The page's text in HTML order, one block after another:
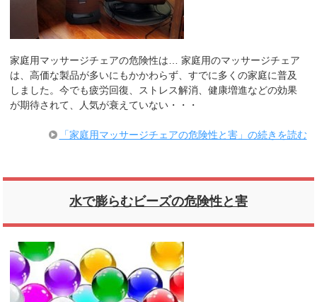
家庭用マッサージチェアの危険性は… 家庭用のマッサージチェア
は、高価な製品が多いにもかかわらず、すでに多くの家庭に普及
しました。今でも疲労回復、ストレス解消、健康増進などの効果
が期待されて、人気が衰えていない・・・
「家庭用マッサージチェアの危険性と害」の続きを読む
水で膨らむビーズの危険性と害